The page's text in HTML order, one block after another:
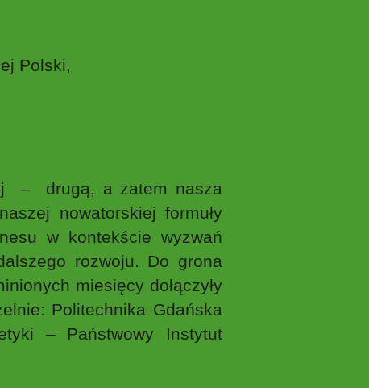
Polski,
– drugą, a zatem nasza
nowatorskiej formuły
w kontekście wyzwań
rozwoju. Do grona
miesięcy dołączyły
Politechnika Gdańska
– Państwowy Instytut